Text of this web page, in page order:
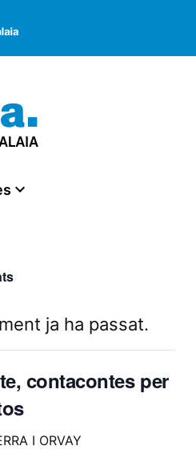
ja ha passat.
contacontes per
I ORVAY